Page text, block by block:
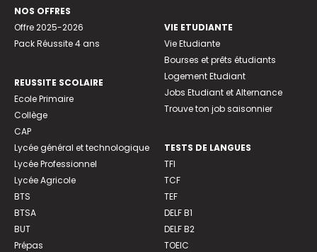
NOS OFFRES
Offre 2025-2026
Pack Réussite 4 ans
REUSSITE SCOLAIRE
Ecole Primaire
Collège
CAP
Lycée général et technologique
Lycée Professionnel
Lycée Agricole
BTS
BTSA
BUT
Prépas
VIE ETUDIANTE
Vie Etudiante
Bourses et prêts étudiants
Logement Etudiant
Jobs Etudiant et Alternance
Trouve ton job saisonnier
TESTS DE LANGUES
TFI
TCF
TEF
DELF B1
DELF B2
TOEIC